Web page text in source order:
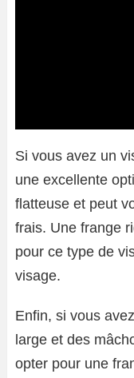
Si vous avez un
une excellente
flatteuse et peut
frais. Une frange
pour ce type de
visage.
Enfin, si vous
large et des
opter pour une